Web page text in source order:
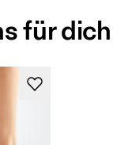
für dich